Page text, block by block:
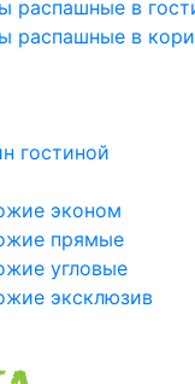
распашные в
распашные в
гостиной
эконом
прямые
угловые
эксклюзив